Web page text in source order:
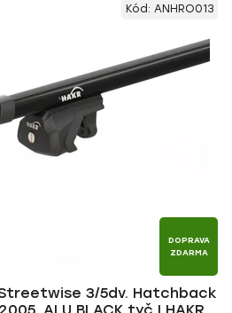
DOPRAVA
ZDARMA
3/5dv. Hatchback
Kód: ANHRO013